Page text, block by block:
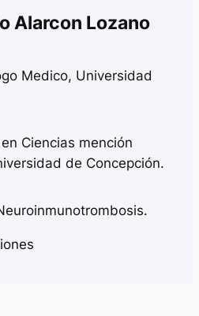
Alarcon Lozano
Medico, Universidad
Ciencias mención
de Concepción.